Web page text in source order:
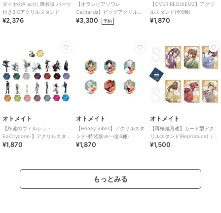
ダイヤのA actII_降谷暁 パーツ
付きBIGアクリルスタンド
¥2,376
【オランピアソワレ
Catharsis】ビッグアクリルス
タンド(全7種)
¥3,300 予約
【OVER REQUIEMZ】アクリ
ルスタンド(全6種)
¥1,870
オトメイト
【終遠のヴィルシュ -
EpiC:lycoris-】アクリルスタン
ド(全15種)
¥1,870
オトメイト
【Honey Vibes】アクリルスタ
ンド-特装版ver-(全6種)
¥1,870
オトメイト
【薄桜鬼真改】カード型アク
リルスタンド(Reproduce)（ラ
ンダム全6種）
¥1,500
もっとみる